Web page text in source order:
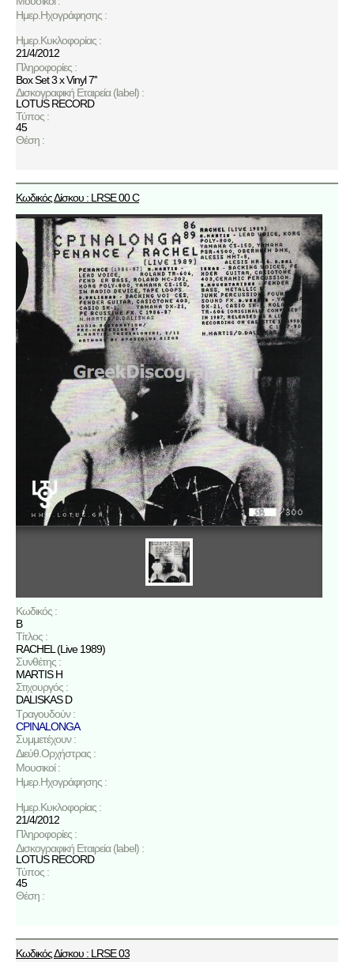
Ημερ.Ηχογράφησης :
Ημερ.Κυκλοφορίας :
21/4/2012
Πληροφορίες :
Box Set 3 x Vinyl 7''
Δισκογραφική Εταιρεία (label) :
LOTUS RECORD
Τύπος :
45
Θέση :
Κωδικός Δίσκου : LRSE 00 C
Κωδικός :
B
Τίτλος :
RACHEL (Live 1989)
Συνθέτης :
MARTIS H
Στιχουργός :
DALISKAS D
Τραγουδούν :
CPINALONGA
Συμμετέχουν :
Διεύθ.Ορχήστρας :
Μουσικοί :
Ημερ.Ηχογράφησης :
Ημερ.Κυκλοφορίας :
21/4/2012
Πληροφορίες :
Δισκογραφική Εταιρεία (label) :
LOTUS RECORD
Τύπος :
45
Θέση :
Κωδικός Δίσκου : LRSE 03